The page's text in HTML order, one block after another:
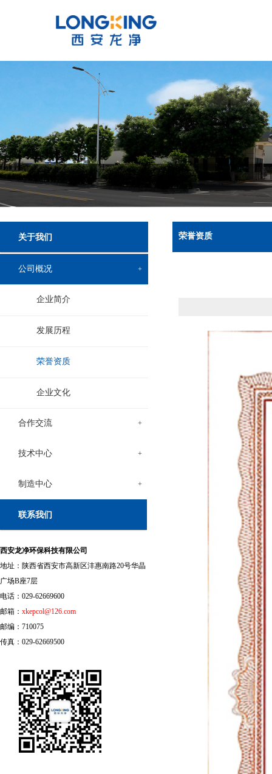
关于我们
公司概况 +
企业简介
发展历程
荣誉资质
企业文化
合作交流 +
技术中心 +
制造中心 +
联系我们
西安龙净环保科技有限公司
地址：陕西省西安市高新区沣惠南路20号华晶
广场B座7层
电话：029-62669600
邮箱： xkepcol@126.com
邮编：710075
传真：029-62669500
荣誉资质